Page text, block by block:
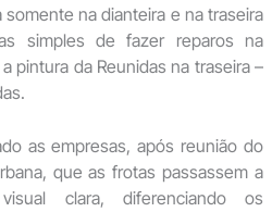
na dianteira e na traseira
simples de fazer reparos na
pintura da Reunidas na traseira –
as empresas, após reunião do
que as frotas passassem a
clara, diferenciando os